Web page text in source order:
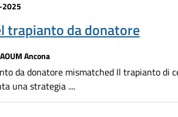
trapianto da donatore
Ancona
da donatore mismatched Il trapianto di
una strategia ....